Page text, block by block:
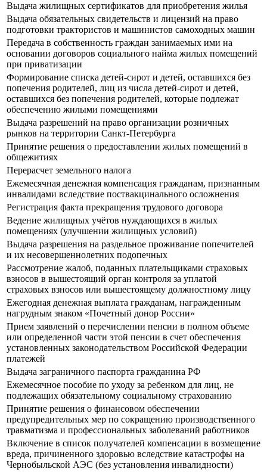
Выдача жилищных сертификатов для приобретения жилья
Выдача обязательных свидетельств и лицензий на право
подготовки трактористов и машинистов самоходных машин
Передача в собственность граждан занимаемых ими на
основании договоров социального найма жилых помещений
при приватизации
Формирование списка детей-сирот и детей, оставшихся без
попечения родителей, лиц из числа детей-сирот и детей,
оставшихся без попечения родителей, которые подлежат
обеспечению жилыми помещениями
Выдача разрешений на право организации розничных
рынков на территории Санкт-Петербурга
Принятие решения о предоставлении жилых помещений в
общежитиях
Перерасчет земельного налога
Ежемесячная денежная компенсация гражданам, признанным
инвалидами вследствие поствакцинального осложнения
Регистрация факта прекращения трудового договора
Ведение жилищных учётов нуждающихся в жилых
помещениях (улучшении жилищных условий)
Выдача разрешения на раздельное проживание попечителей
и их несовершеннолетних подопечных
Рассмотрение жалоб, поданных плательщиками страховых
взносов в вышестоящий орган контроля за уплатой
страховых взносов или вышестоящему должностному лицу
Ежегодная денежная выплата гражданам, награжденным
нагрудным знаком «Почетный донор России»
Прием заявлений о перечислении пенсии в полном объеме
или определенной части этой пенсии в счет обеспечения
установленных законодательством Российской Федерации
платежей
Выдача заграничного паспорта гражданина РФ
Ежемесячное пособие по уходу за ребенком для лиц, не
подлежащих обязательному социальному страхованию
Принятие решения о финансовом обеспечении
предупредительных мер по сокращению производственного
травматизма и профессиональных заболеваний работников
Включение в список получателей компенсации в возмещение
вреда, причиненного здоровью вследствие катастрофы на
Чернобыльской АЭС (без установления инвалидности)